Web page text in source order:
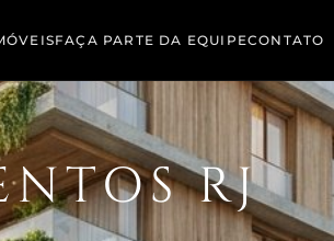
FAÇA PARTE DA EQUIPECONTATO
RJ